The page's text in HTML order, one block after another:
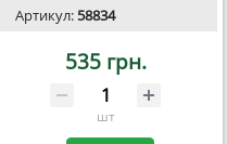
Артикул:58834
535 грн.
шт